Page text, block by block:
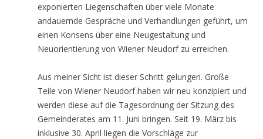
exponierten Liegenschaften über viele Monate
andauernde Gespräche und Verhandlungen geführt, um
einen Konsens über eine Neugestaltung und
Neuorientierung von Wiener Neudorf zu erreichen.
Aus meiner Sicht ist dieser Schritt gelungen. Große
Teile von Wiener Neudorf haben wir neu konzipiert und
werden diese auf die Tagesordnung der Sitzung des
Gemeinderates am 11. Juni bringen. Seit 19. März bis
inklusive 30. April liegen die Vorschläge zur